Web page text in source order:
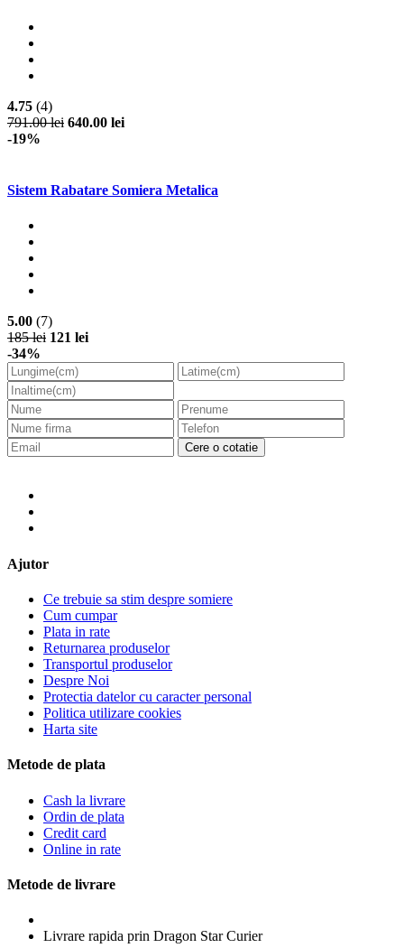
4.75 (4)
791.00 lei 640.00 lei
-19%
Sistem Rabatare Somiera Metalica
5.00 (7)
185 lei 121 lei
-34%
Cere o cotatie
Ajutor
Ce trebuie sa stim despre somiere
Cum cumpar
Plata in rate
Returnarea produselor
Transportul produselor
Despre Noi
Protectia datelor cu caracter personal
Politica utilizare cookies
Harta site
Metode de plata
Cash la livrare
Ordin de plata
Credit card
Online in rate
Metode de livrare
Livrare rapida prin Dragon Star Curier